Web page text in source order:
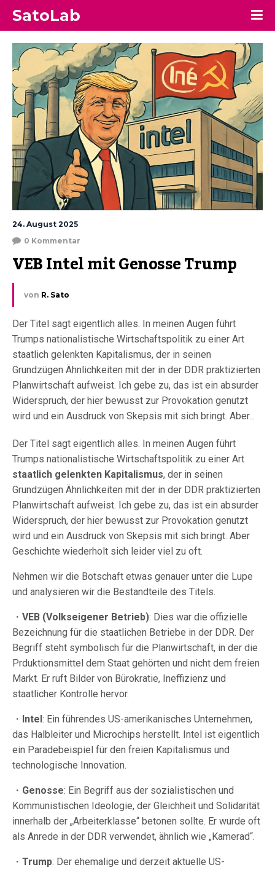
SatoLab
24. August 2025
0 Kommentar
VEB Intel mit Genosse Trump
von R. Sato
Der Titel sagt eigentlich alles. In meinen Augen führt
Trumps nationalistische Wirtschaftspolitik zu einer Art
staatlich gelenkten Kapitalismus, der in seinen
Grundzügen Ähnlichkeiten mit der in der DDR praktizierten
Planwirtschaft aufweist. Ich gebe zu, das ist ein absurder
Widerspruch, der hier bewusst zur Provokation genutzt
wird und ein Ausdruck von Skepsis mit sich bringt. Aber...
Der Titel sagt eigentlich alles. In meinen Augen führt
Trumps nationalistische Wirtschaftspolitik zu einer Art
staatlich gelenkten Kapitalismus, der in seinen
Grundzügen Ähnlichkeiten mit der in der DDR praktizierten
Planwirtschaft aufweist. Ich gebe zu, das ist ein absurder
Widerspruch, der hier bewusst zur Provokation genutzt
wird und ein Ausdruck von Skepsis mit sich bringt. Aber
Geschichte wiederholt sich leider viel zu oft.
Nehmen wir die Botschaft etwas genauer unter die Lupe
und analysieren wir die Bestandteile des Titels.
・ VEB (Volkseigener Betrieb): Dies war die offizielle
Bezeichnung für die staatlichen Betriebe in der DDR. Der
Begriff steht symbolisch für die Planwirtschaft, in der die
Prduktionsmittel dem Staat gehörten und nicht dem freien
Markt. Er ruft Bilder von Bürokratie, Ineffizienz und
staatlicher Kontrolle hervor.
・ Intel: Ein führendes US-amerikanisches Unternehmen,
das Halbleiter und Microchips herstellt. Intel ist eigentlich
ein Paradebeispiel für den freien Kapitalismus und
technologische Innovation.
・ Genosse: Ein Begriff aus der sozialistischen und
Kommunistischen Ideologie, der Gleichheit und Solidarität
innerhalb der „Arbeiterklasse“ betonen sollte. Er wurde oft
als Anrede in der DDR verwendet, ähnlich wie „Kamerad“.
・ Trump: Der ehemalige und derzeit aktuelle US-